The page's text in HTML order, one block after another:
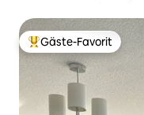
Beliebter Gäste-Favorit.
Gäste-Favorit